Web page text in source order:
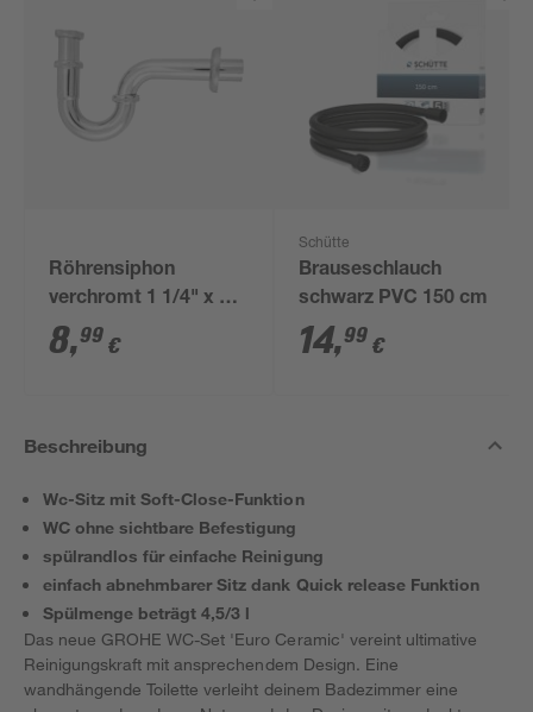
Röhrensiphon
verchromt 1 1/4" x 32
mm
8,99 €
Schütte
Brauseschlauch
schwarz PVC 150 cm
14,99 €
Beschreibung
Wc-Sitz mit Soft-Close-Funktion
WC ohne sichtbare Befestigung
spülrandlos für einfache Reinigung
einfach abnehmbarer Sitz dank Quick release Funktion
Spülmenge beträgt 4,5/3 l
Das neue GROHE WC-Set 'Euro Ceramic' vereint ultimative
Reinigungskraft mit ansprechendem Design. Eine
wandhängende Toilette verleiht deinem Badezimmer eine